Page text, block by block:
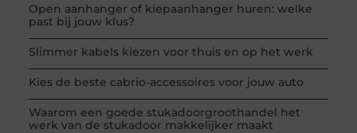
Open aanhanger of kiepaanhanger huren: welke
past bij jouw klus?
Slimmer kabels kiezen voor thuis en op het werk
Kies de beste cabrio-accessoires voor jouw auto
Waarom een goede stukadoorgroothandel het
werk van de stukadoor makkelijker maakt